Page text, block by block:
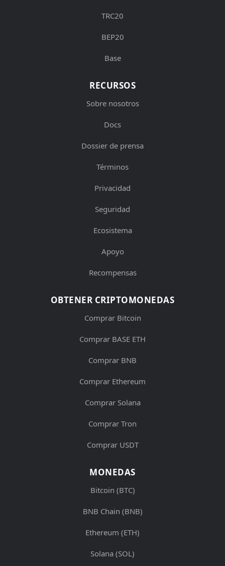
TRC20
BEP20
Base
RECURSOS
Sobre nosotros
Docs
Dossier de prensa
Términos
Privacidad
Seguridad
Ecosistema
Apoyo
Recompensas
OBTENER CRIPTOMONEDAS
Comprar Bitcoin
Comprar BASE ETH
Comprar BNB
Comprar Ethereum
Comprar Solana
Comprar Tron
Comprar USDT
MONEDAS
Bitcoin (BTC)
BNB Chain (BNB)
Ethereum (ETH)
Solana (SOL)